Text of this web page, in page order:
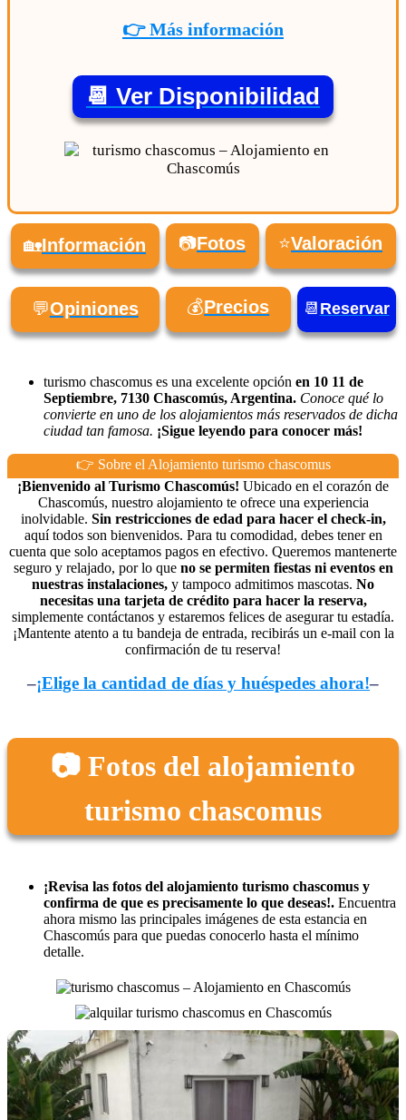
👉 Más información
📆 Ver Disponibilidad
🏡Información 📷Fotos ⭐Valoración
💬Opiniones 💰Precios 📆 Reservar
turismo chascomus es una excelente opción en 10 11 de
Septiembre, 7130 Chascomús, Argentina. Conoce qué lo
convierte en uno de los alojamientos más reservados de dicha
ciudad tan famosa. ¡Sigue leyendo para conocer más!
👉 Sobre el Alojamiento turismo chascomus
¡Bienvenido al Turismo Chascomús! Ubicado en el corazón de
Chascomús, nuestro alojamiento te ofrece una experiencia
inolvidable. Sin restricciones de edad para hacer el check-in,
aquí todos son bienvenidos. Para tu comodidad, debes tener en
cuenta que solo aceptamos pagos en efectivo. Queremos mantenerte
seguro y relajado, por lo que no se permiten fiestas ni eventos en
nuestras instalaciones, y tampoco admitimos mascotas. No
necesitas una tarjeta de crédito para hacer la reserva,
simplemente contáctanos y estaremos felices de asegurar tu estadía.
¡Mantente atento a tu bandeja de entrada, recibirás un e-mail con la
confirmación de tu reserva!
–¡Elige la cantidad de días y huéspedes ahora!–
📷 Fotos del alojamiento
turismo chascomus
¡Revisa las fotos del alojamiento turismo chascomus y
confirma de que es precisamente lo que deseas!. Encuentra
ahora mismo las principales imágenes de esta estancia en
Chascomús para que puedas conocerlo hasta el mínimo
detalle.